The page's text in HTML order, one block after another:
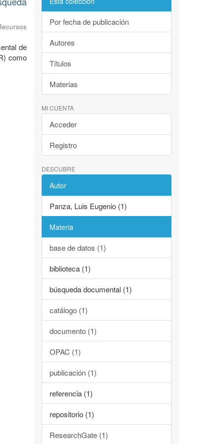
de
como
Por fecha de publicación
Autores
Títulos
Materias
MI CUENTA
Acceder
Registro
DESCUBRE
Autor
Panza, Luis Eugenio (1)
Materia
base de datos (1)
biblioteca (1)
búsqueda documental (1)
catálogo (1)
documento (1)
OPAC (1)
publicación (1)
referencia (1)
repositorio (1)
ResearchGate (1)